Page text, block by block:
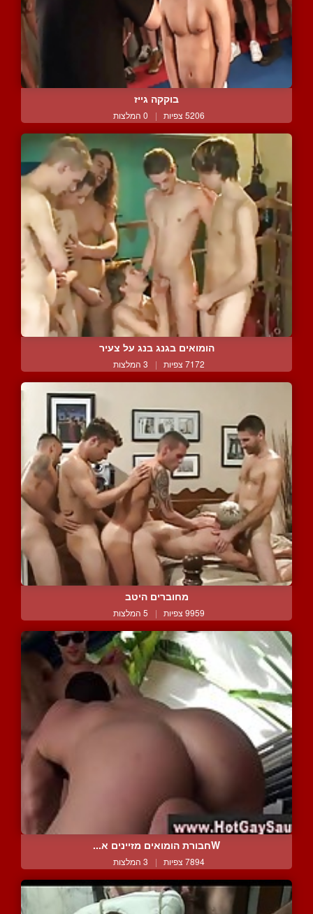
בוקקה גייז
5206 צפיות | 0 המלצות
הומואים בגנג בנג על צעיר
7172 צפיות | 3 המלצות
מחוברים היטב
9959 צפיות | 5 המלצות
Wחבורת הומואים מזיינים א...
7894 צפיות | 3 המלצות